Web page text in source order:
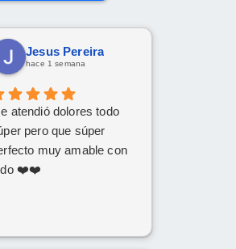
Jesus Pereira
hace 1 semana
atendió dolores todo
pero que súper
muy amable con
❤️❤️